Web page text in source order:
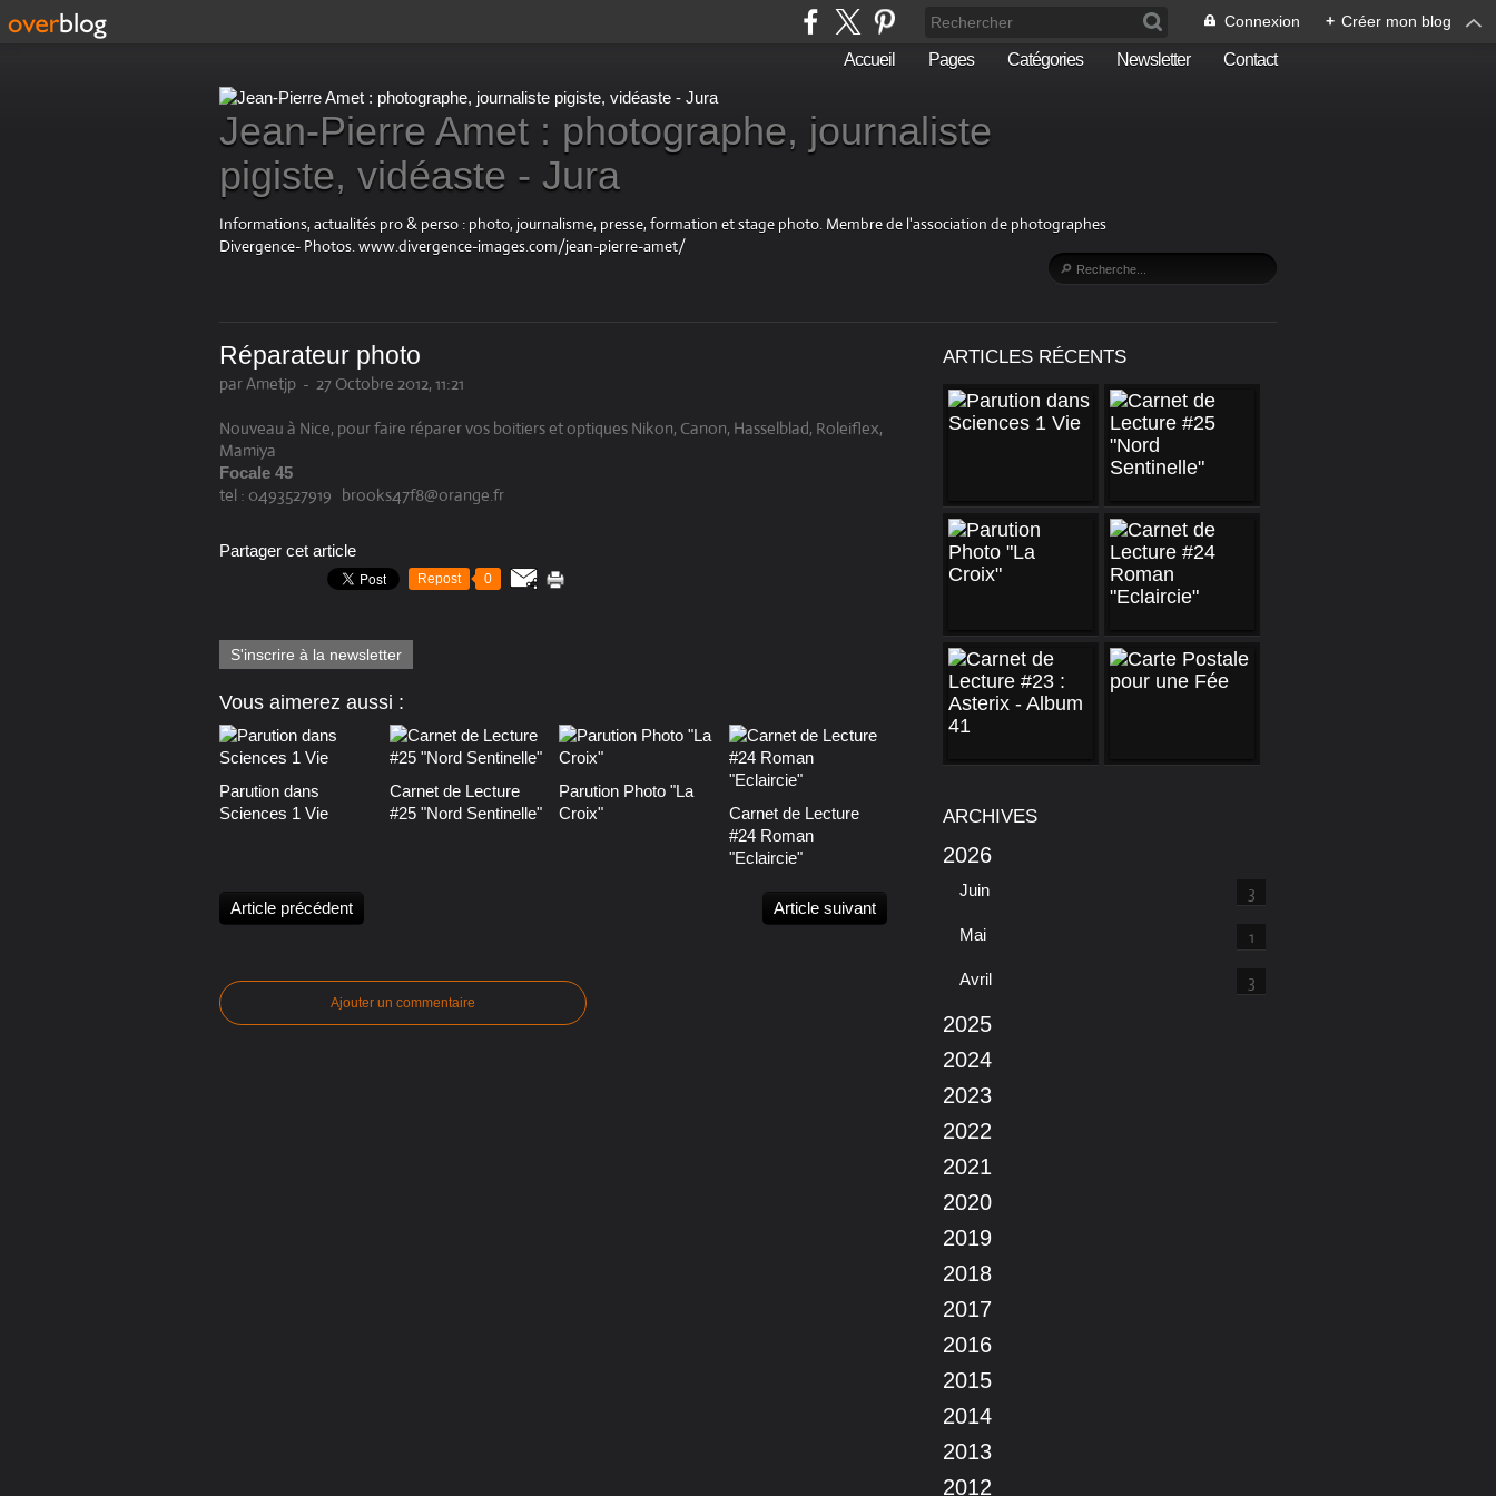
Connexion + Créer mon blog
Accueil Pages Catégories Newsletter Contact
Jean-Pierre Amet : photographe, journaliste
pigiste, vidéaste - Jura
Informations, actualités pro & perso : photo, journalisme, presse, formation et stage photo. Membre de l'association de photographes
Divergence- Photos. www.divergence-images.com/jean-pierre-amet/
Réparateur photo
par Ametjp - 27 Octobre 2012, 11:21
Nouveau à Nice, pour faire réparer vos boitiers et optiques Nikon, Canon, Hasselblad, Roleiflex,
Mamiya
Focale 45
tel : 0493527919 brooks47f8@orange.fr
Partager cet article
Repost 0
S'inscrire à la newsletter
Vous aimerez aussi :
Parution dans
Sciences 1 Vie
Carnet de Lecture
#25 "Nord Sentinelle"
Parution Photo "La
Croix"
Carnet de Lecture
#24 Roman
"Eclaircie"
Article précédent Article suivant
Ajouter un commentaire
ARTICLES RÉCENTS
ARCHIVES
2026
Juin 3
Mai 1
Avril 3
2025
2024
2023
2022
2021
2020
2019
2018
2017
2016
2015
2014
2013
2012